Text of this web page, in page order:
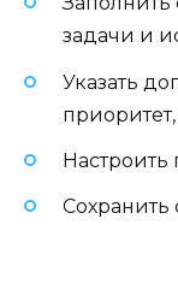
задачи и
Указать
Настроить
Сохранить